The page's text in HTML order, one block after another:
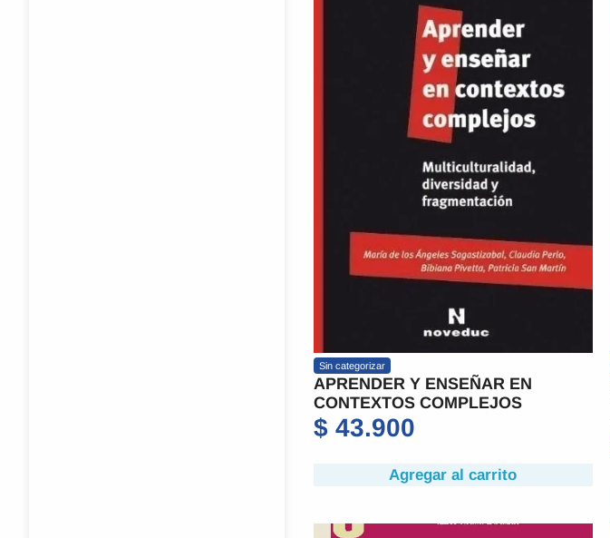
Sin categorizar
APRENDER Y ENSEÑAR EN
CONTEXTOS COMPLEJOS
$43.900
Agregar al carrito